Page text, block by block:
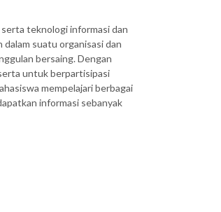
teknologi informasi dan
dalam suatu organisasi dan
bersaing. Dengan
untuk berpartisipasi
mempelajari berbagai
informasi sebanyak